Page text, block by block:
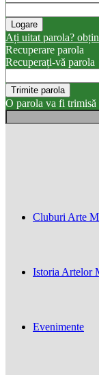
Ați uitat parola?
Recuperare parola
Recuperați-vă parola
O parola va fi trimisă
Cluburi Arte
Istoria Artelor
Evenimente